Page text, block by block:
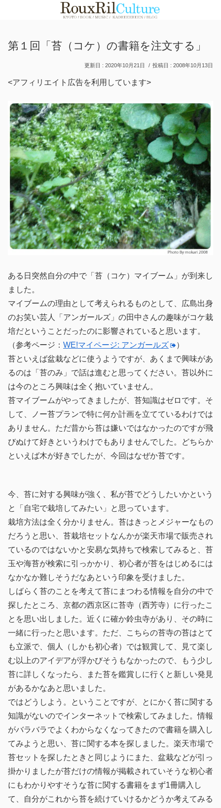
第１回「苔（コケ）の書籍を注文する」
2020年10月21日 2008年10月13日
<アフィリエイト広告を利用しています>
ある日突然自分の中で「苔（コケ）マイブーム」が到来し
ました。
マイブームの理由として考えられるものとして、広島出身
のお笑い芸人「アンガールズ」の田中さんの趣味がコケ栽
培だということだったのに影響されていると思います。
（参考ページ： WE!マイページ: アンガールズ
）
苔といえば盆栽などに使うようですが、あくまで興味があ
るのは「苔のみ」で話は進むと思ってください。苔以外に
は今のところ興味は全く抱いていません。
苔マイブームがやってきましたが、苔知識はゼロです。そ
して、ノー苔プランで特に何か計画を立てているわけでは
ありません。ただ昔から苔は嫌いではなかったのですが飛
びぬけて好きというわけでもありませんでした。どちらか
といえば木が好きでしたが、今回はなぜか苔です。
今、苔に対する興味が強く、私が苔でどうしたいかという
と「自宅で栽培してみたい」と思っています。
栽培方法は全く分かりません。苔はきっとメジャーなもの
だろうと思い、苔栽培セットなんかが楽天市場で販売され
ているのではないかと安易な気持ちで検索してみると、苔
玉や海苔が検索に引っかかり、初心者が苔をはじめるには
なかなか難しそうだなあという印象を受けました。
しばらく苔のことを考えて苔にまつわる情報を自分の中で
探したところ、京都の西京区に苔寺（西芳寺）に行ったこ
とを思い出しました。近くに確か鈴虫寺があり、その時に
一緒に行ったと思います。ただ、こちらの苔寺の苔はとて
も立派で、個人（しかも初心者）では観賞して、見て楽し
む以上のアイデアが浮かびそうもなかったので、もう少し
苔に詳しくなったら、また苔を鑑賞しに行くと新しい発見
があるかなあと思いました。
ではどうしよう。ということですが、とにかく苔に関する
知識がないのでインターネットで検索してみました。情報
がバラバラでよくわからなくなってきたので書籍を購入し
てみようと思い、苔に関する本を探しました。楽天市場で
苔セットを探したときと同じようにまた、盆栽などが引っ
掛かりましたが苔だけの情報が掲載されていそうな初心者
にもわかりやすそうな苔に関する書籍をまず1冊購入し
て、自分がこれから苔を続けていけるかどうか考えてみる